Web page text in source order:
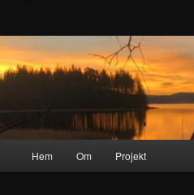
Hoppa
Hoppa
Hem Om Projekt